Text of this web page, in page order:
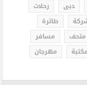
دبى
رحلات
طائرة
متحف
مسافر
مهرجان